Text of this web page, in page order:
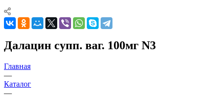
Далацин супп. ваг. 100мг N3
Главная
—
Каталог
—